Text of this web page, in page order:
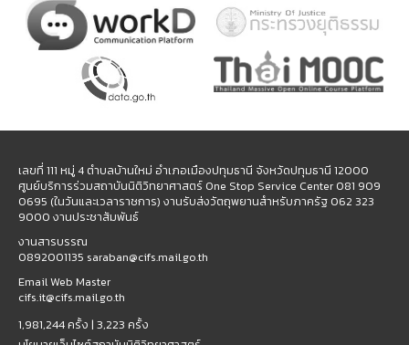
เลขที่ 111 หมู่ 4 ตำบลบ้านใหม่ อำเภอเมืองปทุมธานี จังหวัดปทุมธานี 12000
ศูนย์บริการร่วมสถาบันนิติวิทยาศาสตร์ One Stop Service Center 081 909
0695 (ในวันและเวลาราชการ) งานรับส่งวัตถุพยานสำหรับภาครัฐ 062 323
9000 งานประชาสัมพันธ์
งานสารบรรณ
0892001135 saraban@cifs.mail.go.th
Email Web Master
cifs.it@cifs.mail.go.th
1,981,244 ครั้ง | 3,223 ครั้ง